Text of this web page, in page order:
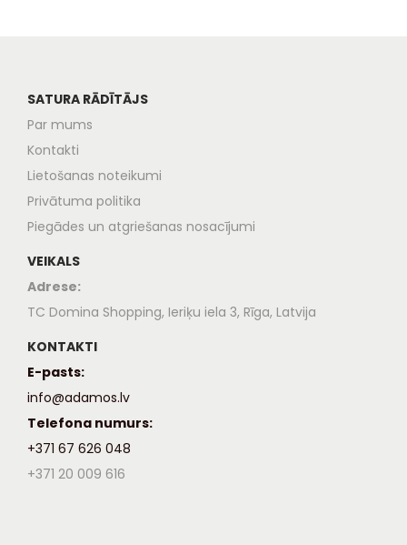
SATURA RĀDĪTĀJS
Par mums
Kontakti
Lietošanas noteikumi
Privātuma politika
Piegādes un atgriešanas nosacījumi
VEIKALS
Adrese:
TC Domina Shopping, Ieriķu iela 3, Rīga, Latvija
KONTAKTI
E-pasts:
info@adamos.lv
Telefona numurs:
+371 67 626 048
+371 20 009 616